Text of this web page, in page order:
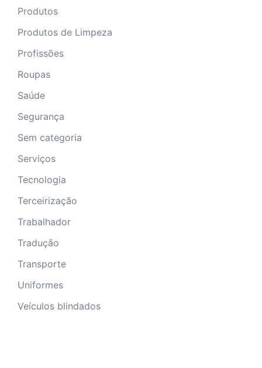
Produtos
Produtos de Limpeza
Profissões
Roupas
Saúde
Segurança
Sem categoria
Serviços
Tecnologia
Terceirização
Trabalhador
Tradução
Transporte
Uniformes
Veículos blindados